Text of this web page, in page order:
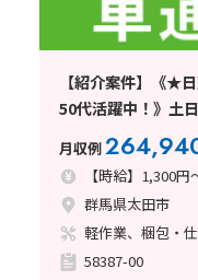
【紹介案件】《★
50代活躍中！》土
動車部品の梱包ス
内定！体への負担少
月収例
【時給】1,300円
群馬県太田市
軽作業、梱包・
58387-00